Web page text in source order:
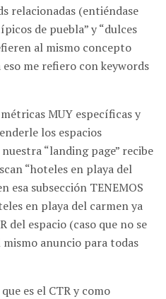
relacionadas (entiéndase
de puebla” y “dulces
al mismo concepto
me refiero con keywords
MUY específicas y
los espacios
“landing page” recibe
“hoteles en playa del
esa subsección TENEMOS
en playa del carmen ya
del espacio (caso que no se
anuncio para todas
es el CTR y como